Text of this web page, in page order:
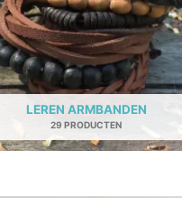
LEREN ARMBANDEN
29 PRODUCTEN